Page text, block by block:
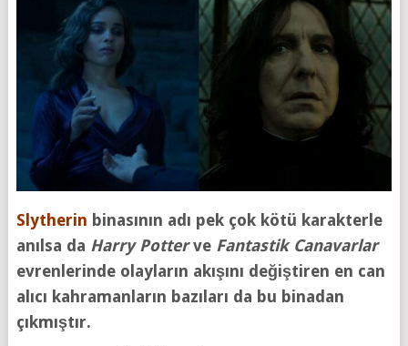
Slytherin binasının adı pek çok kötü karakterle
anılsa da Harry Potterve Fantastik Canavarlar
evrenlerinde olayların akışını değiştiren en can
alıcı kahramanların bazıları da bu binadan
çıkmıştır.